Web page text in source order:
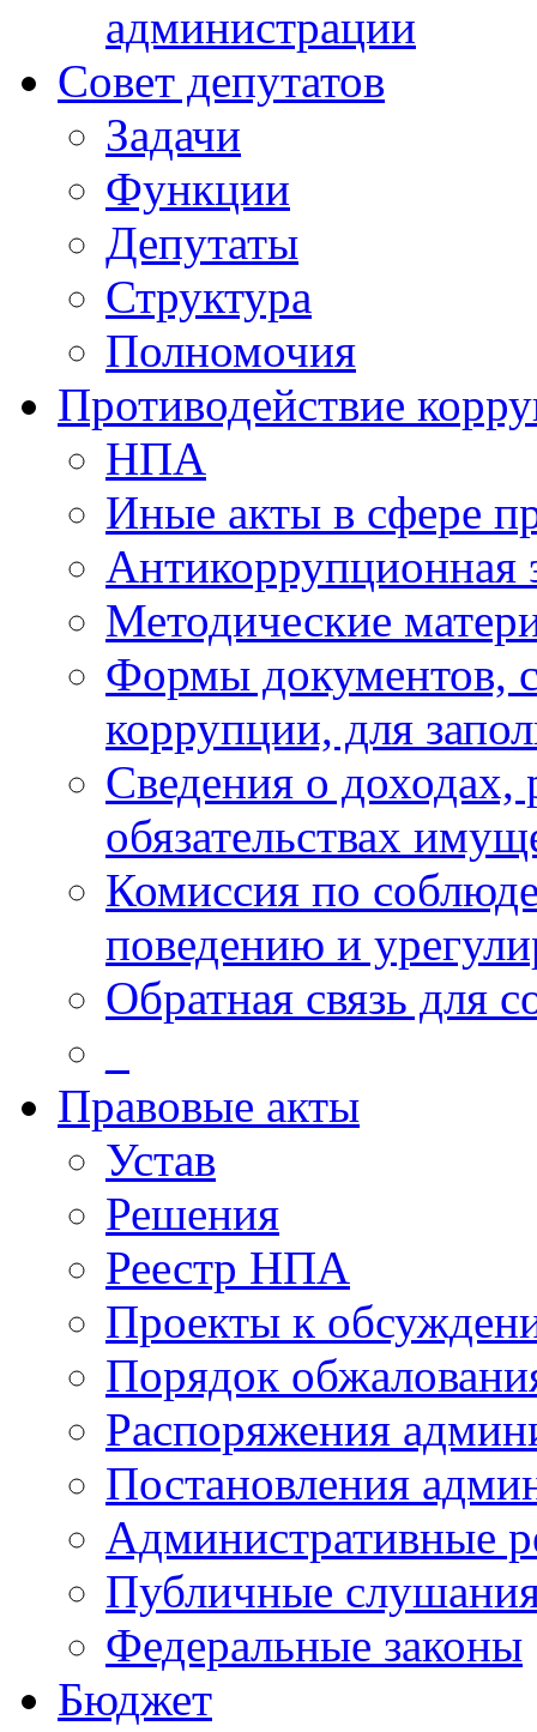
администрации
Совет депутатов
Задачи
Функции
Депутаты
Структура
Полномочия
Противодействие
НПА
Иные акты в сфере
Антикоррупционная
Методические
Формы документов,
коррупции, для
Сведения о доходах,
обязательствах
Комиссия по
поведению и
Обратная связь для
Правовые акты
Устав
Решения
Реестр НПА
Проекты к
Порядок
Распоряжения
Постановления
Административные
Публичные
Федеральные законы
Бюджет